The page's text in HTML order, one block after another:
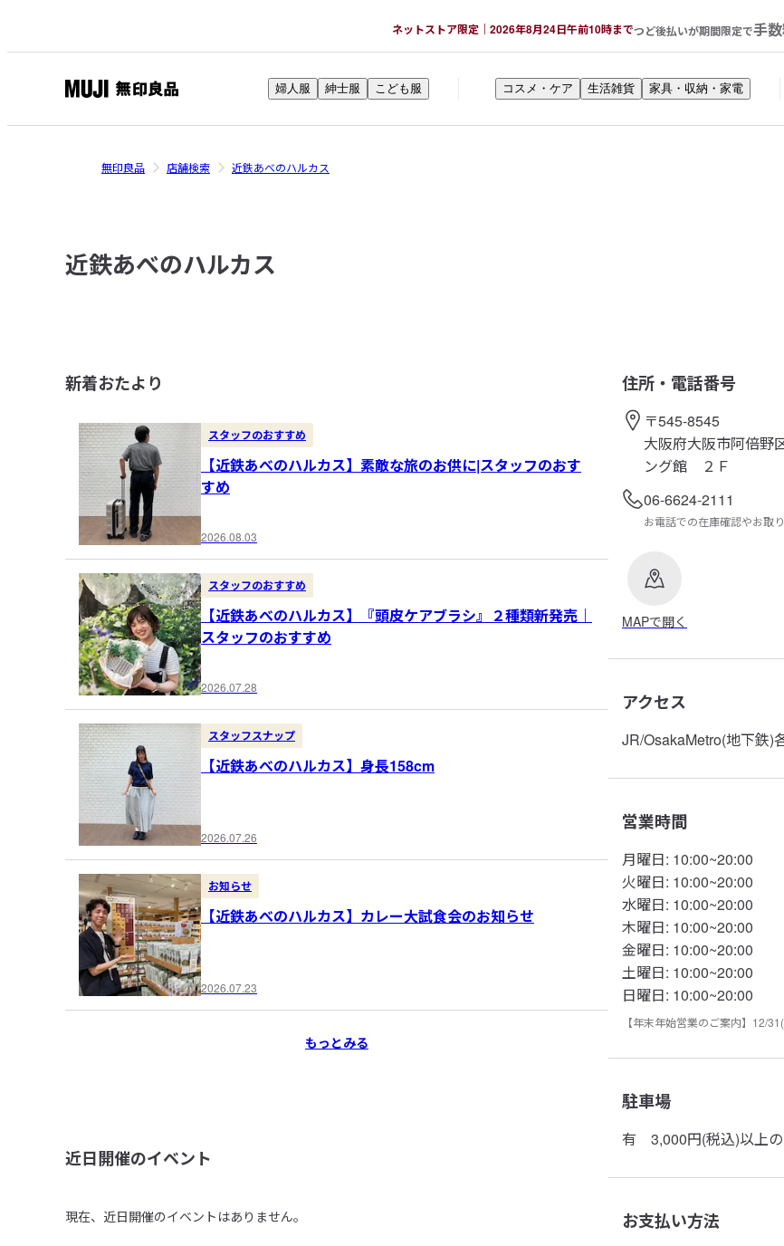
ネットストア限定｜2026年8月24日午前10時までつど後払いが期間限定で手
印
ス
婦人服 紳士服 こども服 コスメ・ケア 生活雑貨 家具・収納・家電
無印良品 店舗検索 近鉄あべのハルカス
近鉄あべのハルカス
新着おたより
スタッフのおすすめ
【近鉄あべのハルカス】素敵な旅のお供に|スタッフのおす
すめ
2026.08.03
スタッフのおすすめ
【近鉄あべのハルカス】『頭皮ケアブラシ』２種類新発売｜
スタッフのおすすめ
2026.07.28
スタッフスナップ
【近鉄あべのハルカス】身長158cm
2026.07.26
お知らせ
【近鉄あべのハルカス】カレー大試食会のお知らせ
2026.07.23
もっとみる
近日開催のイベント
現在、近日開催のイベントはありません。
住所・電話番号
〒545-8545
大阪府大阪市阿倍野
ング館 ２Ｆ
06-6624-2111
お電話での在庫確認やお取
MAPで開く
アクセス
JR/OsakaMetro(地下鉄)
営業時間
月曜日: 10:00~20:00
火曜日: 10:00~20:00
水曜日: 10:00~20:00
木曜日: 10:00~20:00
金曜日: 10:00~20:00
土曜日: 10:00~20:00
日曜日: 10:00~20:00
【年末年始営業のご案内】12/
駐車場
有 3,000円(税込)以上
お支払い方法